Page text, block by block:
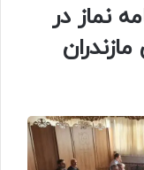
نماز در